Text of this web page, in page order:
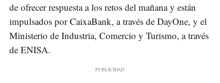
de ofrecer respuesta a los retos del mañana y están
impulsados por CaixaBank, a través de DayOne, y el
Ministerio de Industria, Comercio y Turismo, a través
de ENISA.